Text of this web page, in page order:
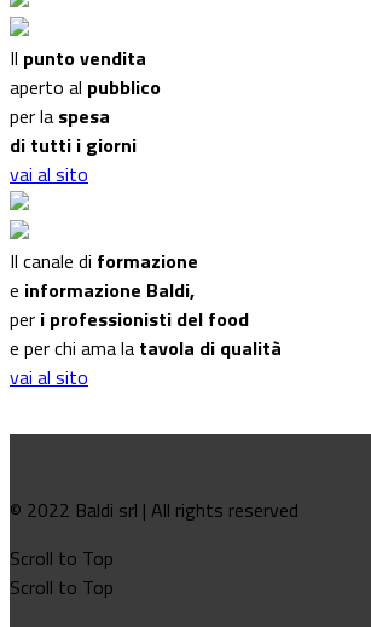
Il punto vendita
aperto al pubblico
per la spesa
di tutti i giorni
vai al sito
Il canale di formazione
e informazione Baldi,
per i professionisti del food
e per chi ama la tavola di qualità
vai al sito
© 2022 Baldi srl | All rights reserved
Scroll to Top
Scroll to Top